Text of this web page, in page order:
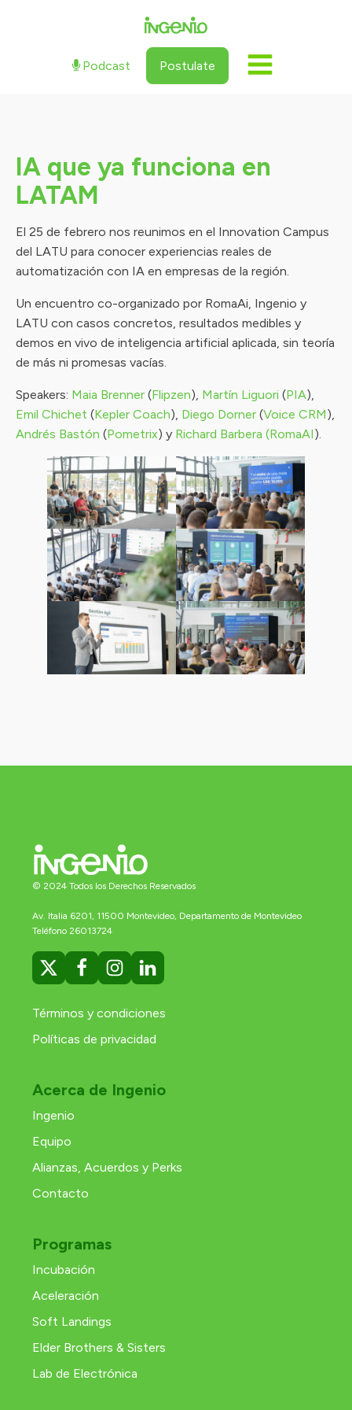
Podcast Postulate
IA que ya funciona en
LATAM
El 25 de febrero nos reunimos en el Innovation Campus
del LATU para conocer experiencias reales de
automatización con IA en empresas de la región.
Un encuentro co-organizado por RomaAi, Ingenio y
LATU con casos concretos, resultados medibles y
demos en vivo de inteligencia artificial aplicada, sin teoría
de más ni promesas vacías.
Speakers: Maia Brenner (Flipzen), Martín Liguori (PIA),
Emil Chichet (Kepler Coach), Diego Dorner (Voice CRM),
Andrés Bastón (Pometrix) y Richard Barbera (RomaAI).
© 2024 Todos los Derechos Reservados
Av. Italia 6201, 11500 Montevideo, Departamento de Montevideo
Teléfono 26013724
Términos y condiciones
Políticas de privacidad
Acerca de Ingenio
Ingenio
Equipo
Alianzas, Acuerdos y Perks
Contacto
Programas
Incubación
Aceleración
Soft Landings
Elder Brothers & Sisters
Lab de Electrónica